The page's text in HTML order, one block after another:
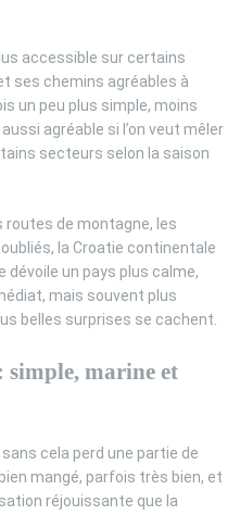
accessible sur certains
ses chemins agréables à
un peu plus simple, moins
agréable si l’on veut mêler
secteurs selon la saison
routes de montagne, les
la Croatie continentale
dévoile un pays plus calme,
mais souvent plus
belles surprises se cachent.
simple, marine et
cela perd une partie de
mangé, parfois très bien, et
réjouissante que la